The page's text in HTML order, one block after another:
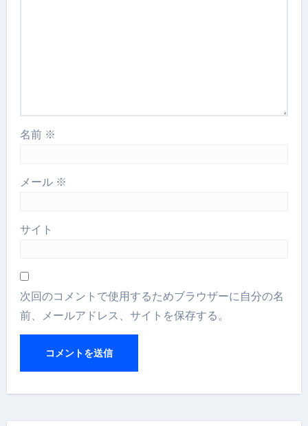
名前 ※
メール ※
サイト
次回のコメントで使用するためブラウザーに自分の名
前、メールアドレス、サイトを保存する。